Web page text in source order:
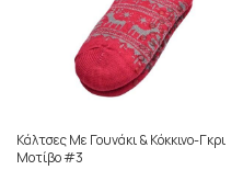
Κάλτσες Με Γουνάκι & Κόκκινο-Γκρι
Μοτίβο #3